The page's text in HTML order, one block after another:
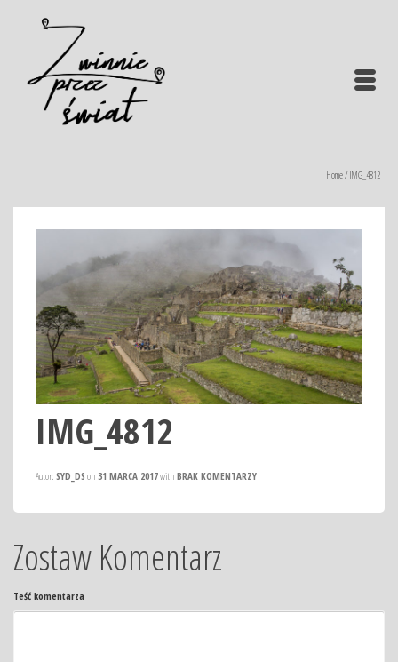
Home/ IMG_4812
IMG_4812
Autor: SYD_DS on 31 MARCA 2017with BRAK KOMENTARZY
Zostaw Komentarz
Teść komentarza